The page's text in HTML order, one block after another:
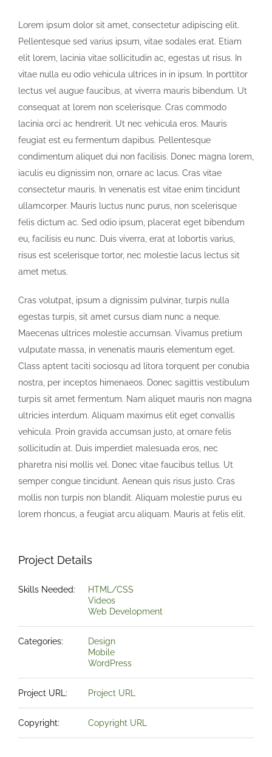
Lorem ipsum dolor sit amet, consectetur adipiscing elit.
Pellentesque sed varius ipsum, vitae sodales erat. Etiam
elit lorem, lacinia vitae sollicitudin ac, egestas ut risus. In
vitae nulla eu odio vehicula ultrices in in ipsum. In porttitor
lectus vel augue faucibus, at viverra mauris bibendum. Ut
consequat at lorem non scelerisque. Cras commodo
lacinia orci ac hendrerit. Ut nec vehicula eros. Mauris
feugiat est eu fermentum dapibus. Pellentesque
condimentum aliquet dui non facilisis. Donec magna lorem,
iaculis eu dignissim non, ornare ac lacus. Cras vitae
consectetur mauris. In venenatis est vitae enim tincidunt
ullamcorper. Mauris luctus nunc purus, non scelerisque
felis dictum ac. Sed odio ipsum, placerat eget bibendum
eu, facilisis eu nunc. Duis viverra, erat at lobortis varius,
risus est scelerisque tortor, nec molestie lacus lectus sit
amet metus.
Cras volutpat, ipsum a dignissim pulvinar, turpis nulla
egestas turpis, sit amet cursus diam nunc a neque.
Maecenas ultrices molestie accumsan. Vivamus pretium
vulputate massa, in venenatis mauris elementum eget.
Class aptent taciti sociosqu ad litora torquent per conubia
nostra, per inceptos himenaeos. Donec sagittis vestibulum
turpis sit amet fermentum. Nam aliquet mauris non magna
ultricies interdum. Aliquam maximus elit eget convallis
vehicula. Proin gravida accumsan justo, at ornare felis
sollicitudin at. Duis imperdiet malesuada eros, nec
pharetra nisi mollis vel. Donec vitae faucibus tellus. Ut
semper congue tincidunt. Aenean quis risus justo. Cras
mollis non turpis non blandit. Aliquam molestie purus eu
lorem rhoncus, a feugiat arcu aliquam. Mauris at felis elit.
Project Details
Skills Needed:
HTML/CSS
Videos
Web Development
Categories:
Design
Mobile
WordPress
Project URL: Project URL
Copyright: Copyright URL